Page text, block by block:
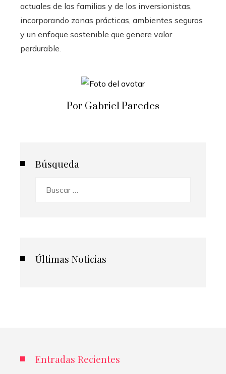
actuales de las familias y de los inversionistas,
incorporando zonas prácticas, ambientes seguros
y un enfoque sostenible que genere valor
perdurable.
Por Gabriel Paredes
Búsqueda
Últimas Noticias
Entradas Recientes